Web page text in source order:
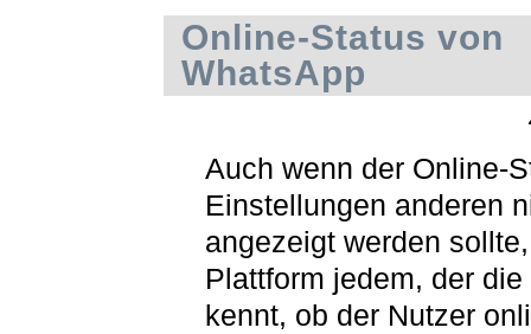
Online-Status von
WhatsApp
Auch wenn der Online-
Einstellungen anderen
angezeigt werden
Plattform jedem, der die
kennt, ob der Nutzer